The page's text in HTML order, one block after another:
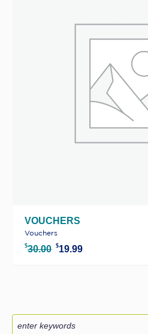
VOUCHERS
Vouchers
$30.00 EL
$19.99EL